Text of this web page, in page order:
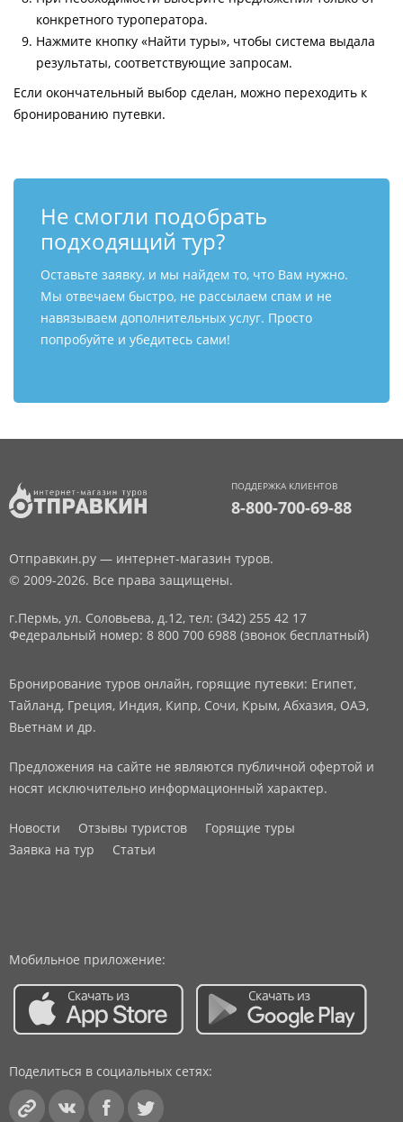
конкретного туроператора.
Нажмите кнопку «Найти туры», чтобы система выдала
результаты, соответствующие запросам.
Если окончательный выбор сделан, можно переходить к
бронированию путевки.
Не смогли подобрать
подходящий тур?
Оставьте заявку, и мы найдем то, что Вам нужно.
Мы отвечаем быстро, не рассылаем спам и не
навязываем дополнительных услуг. Просто
попробуйте и убедитесь сами!
ПОДДЕРЖКА КЛИЕНТОВ
8-800-700-69-88
Отправкин.ру — интернет-магазин туров.
© 2009-2026. Все права защищены.
г.Пермь, ул. Соловьева, д.12, тел: (342) 255 42 17
Федеральный номер: 8 800 700 6988 (звонок бесплатный)
Бронирование туров онлайн, горящие путевки: Египет,
Тайланд, Греция, Индия, Кипр, Сочи, Крым, Абхазия, ОАЭ,
Вьетнам и др.
Предложения на сайте не являются публичной офертой и
носят исключительно информационный характер.
Новости Отзывы туристов
Горящие туры
Заявка на тур
Статьи
Мобильное приложение:
Поделиться в социальных сетях: